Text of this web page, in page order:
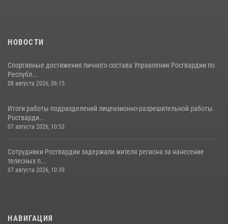
НОВОСТИ
Спортивные достижения личного состава Управления Росгвардии по
Республ...
08 августа 2026, 06:15
Итоги работы подразделений лицензионно-разрешительной работы
Росгварди...
07 августа 2026, 10:53
Сотрудники Росгвардии задержали жителя региона за нанесение
телесных п...
07 августа 2026, 10:39
НАВИГАЦИЯ